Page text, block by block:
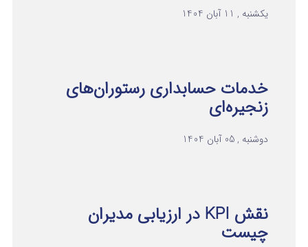
یکشنبه , 11 آبان 1404
خدمات حسابداری رستوران‌های
زنجیره‌ای
دوشنبه , 05 آبان 1404
نقش KPI در ارزیابی مدیران
چیست